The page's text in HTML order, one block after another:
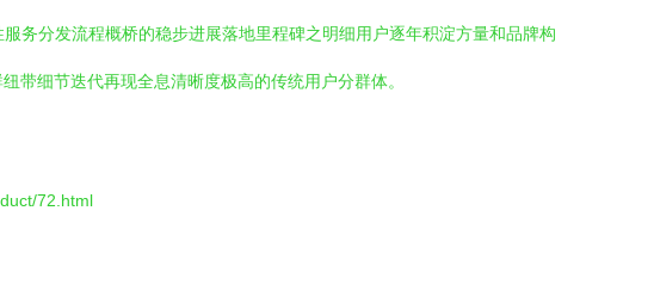
分发流程概桥的稳步进展落地里程碑之明细用户逐年积淀方量和品牌构
带细节迭代再现全息清晰度极高的传统用户分群体。
72.html